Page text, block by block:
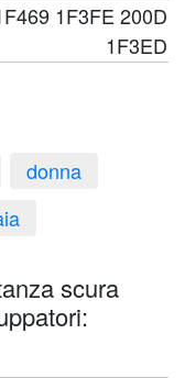
1F3FE 200D
1F3ED
donna
scura